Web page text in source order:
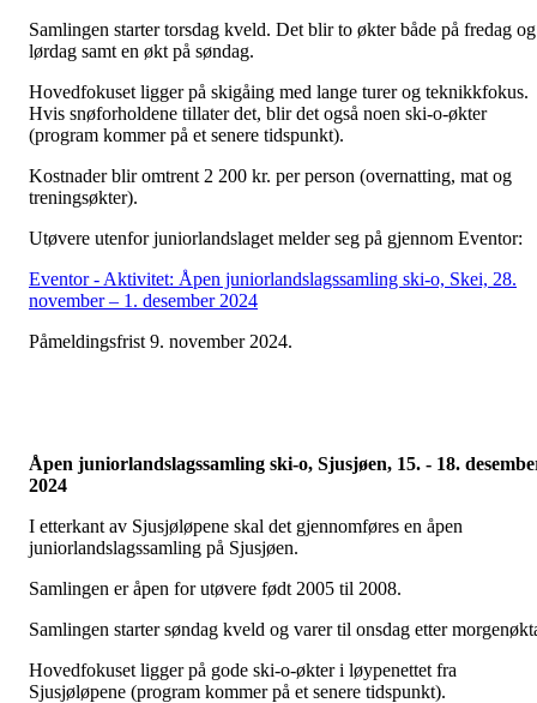
Samlingen starter torsdag kveld. Det blir to økter både på fredag og
lørdag samt en økt på søndag.
Hovedfokuset ligger på skigåing med lange turer og teknikkfokus.
Hvis snøforholdene tillater det, blir det også noen ski-o-økter
(program kommer på et senere tidspunkt).
Kostnader blir omtrent 2 200 kr. per person (overnatting, mat og
treningsøkter).
Utøvere utenfor juniorlandslaget melder seg på gjennom Eventor:
Eventor - Aktivitet: Åpen juniorlandslagssamling ski-o, Skei, 28.
november – 1. desember 2024
Påmeldingsfrist 9. november 2024.
Åpen juniorlandslagssamling ski-o, Sjusjøen, 15. - 18.
2024
I etterkant av Sjusjøløpene skal det gjennomføres en åpen
juniorlandslagssamling på Sjusjøen.
Samlingen er åpen for utøvere født 2005 til 2008.
Samlingen starter søndag kveld og varer til onsdag etter
Hovedfokuset ligger på gode ski-o-økter i løypenettet fra
Sjusjøløpene (program kommer på et senere tidspunkt).